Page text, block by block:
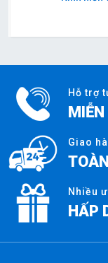
Hỗ trợ
MIỄN
Giao
Nhiều
HẤP